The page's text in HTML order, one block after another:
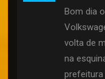
Bom dia
volta de
na